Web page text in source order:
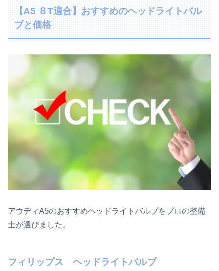
【A5 ８T適合】おすすめのヘッドライトバル
ブと価格
アウディA5のおすすめヘッドライトバルブをプロの整備
士が選びました。
フィリップス ヘッドライトバルブ